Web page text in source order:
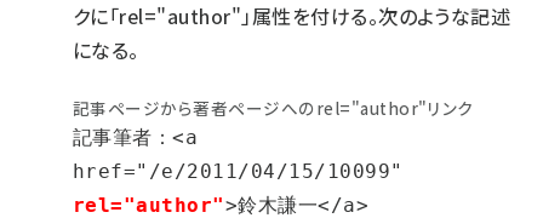
クに「rel="author"」属性を付ける。次のような記述
になる。
記事ページから著者ページへのrel="author"リンク
記事筆者：<a
rel="author">鈴木謙一</a>